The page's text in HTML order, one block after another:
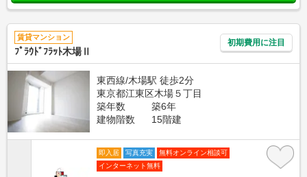
賃貸マンション
ﾌﾟﾗｳﾄﾞﾌﾗｯﾄ木場Ⅱ
初期費用に注目
東西線/木場駅 徒歩2分
東京都江東区木場５丁目
築年数
築6年
建物階数
15階建
即入居 写真充実
無料オンライン相談可
インターネット無料